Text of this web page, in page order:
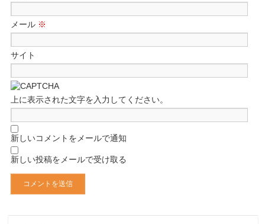
メール ※
サイト
上に表示された文字を入力してください。
新しいコメントをメールで通知
新しい投稿をメールで受け取る